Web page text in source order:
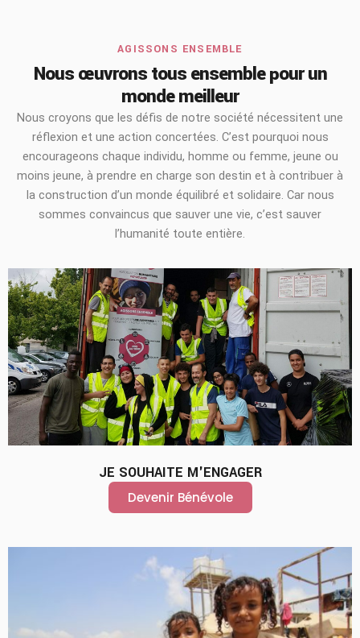
AGISSONS ENSEMBLE
Nous œuvrons tous ensemble pour un
monde meilleur
Nous croyons que les défis de notre société nécessitent une
réflexion et une action concertées. C’est pourquoi nous
encourageons chaque individu, homme ou femme, jeune ou
moins jeune, à prendre en charge son destin et à contribuer à
la construction d’un monde équilibré et solidaire. Car nous
sommes convaincus que sauver une vie, c’est sauver
l’humanité toute entière.
JE SOUHAITE M'ENGAGER
Devenir Bénévole